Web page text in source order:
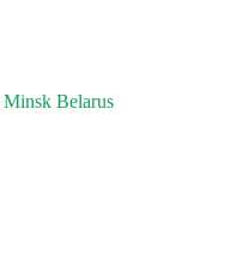
Minsk Belarus